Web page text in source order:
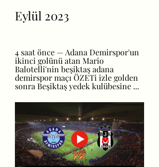
Eylül 2023
4 saat önce — Adana Demirspor'un
ikinci golünü atan Mario
Balotelli'nin beşiktaş adana
demirspor maçı ÖZETi izle golden
sonra Beşiktaş yedek kulübesine ...